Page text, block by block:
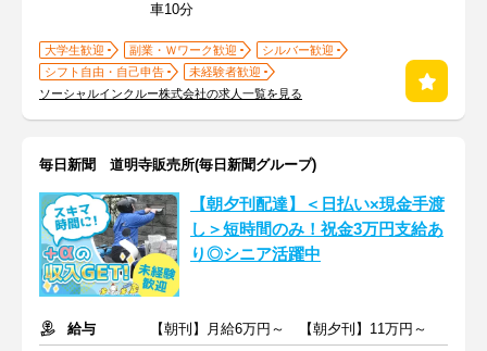
車10分
大学生歓迎 副業・Ｗワーク歓迎
シルバー歓迎
シフト自由・自己申告
未経験者歓迎
ソーシャルインクルー株式会社の求人一覧を見る
毎日新聞 道明寺販売所(毎日新聞グループ)
【朝夕刊配達】＜日払い×現金手渡
し＞短時間のみ！祝金3万円支給あ
り◎シニア活躍中
給与
【朝刊】月給6万円～ 【朝夕刊】11万円～